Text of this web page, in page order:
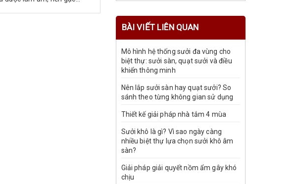
BÀI VIẾT LIÊN QUAN
Mô hình hệ thống sưởi đa vùng cho
biệt thự: sưởi sàn, quạt sưởi và điều
khiển thông minh
Nên lắp sưởi sàn hay quạt sưởi? So
sánh theo từng không gian sử dụng
Thiết kế giải pháp nhà tắm 4 mùa
Sưởi khô là gì? Vì sao ngày càng
nhiều biệt thự lựa chọn sưởi khô âm
sàn?
Giải pháp giải quyết nồm ẩm gây khó
chịu